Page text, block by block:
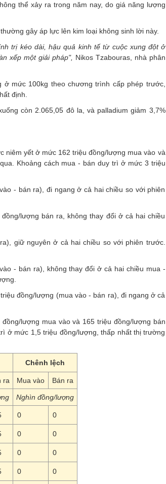
thể xảy ra trong năm nay, do giá năng lượng
gây áp lực lên kim loại không sinh lời này.
trị kéo dài, hậu quả kinh tế từ cuộc xung đột ở
xếp một giải pháp", Nikos Tzabouras, nhà phân
ở mức 100kg theo chương trình cấp phép trước,
định.
còn 2.065,05 đô la, và palladium giảm 3,7%
niêm yết ở mức 162 triệu đồng/lượng mua vào và
Khoảng cách mua - bán duy trì ở mức 3 triệu
- bán ra), đi ngang ở cả hai chiều so với phiên
lượng bán ra, không thay đổi ở cả hai chiều
giữ nguyên ở cả hai chiều so với phiên trước.
- bán ra), không thay đổi ở cả hai chiều mua -
đồng/lượng (mua vào - bán ra), đi ngang ở cả
lượng mua vào và 165 triệu đồng/lượng bán
ở mức 1,5 triệu đồng/lượng, thấp nhất thị trường
Chênh lệch
ra Mua vào Bán ra
Nghìn đồng/lượng
0 0
0 0
0 0
0 0